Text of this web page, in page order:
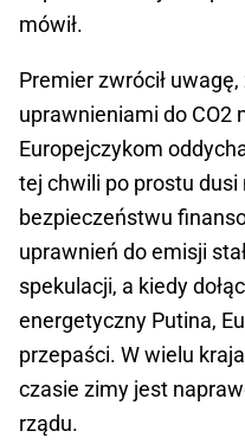
mówił.
Premier zwrócił
uprawnieniami do CO2
Europejczykom
tej chwili po prostu
bezpieczeństwu
uprawnień do emisji
spekulacji, a kiedy
energetyczny Putina,
przepaści. W wielu
czasie zimy jest
rządu.